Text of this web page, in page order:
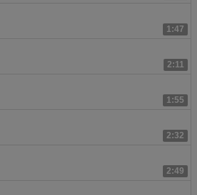
1:47
2:11
1:55
2:32
2:49